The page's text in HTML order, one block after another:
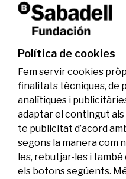
La Fundació Banc
investigadors en els
genoma i l’energia neta
Legal
Política de cookies
Fem servir cookies
finalitats tècniques, de
analítiques i
adaptar el contingut
te publicitat d’acord
segons la manera com
les, rebutjar-les i
els botons següents.